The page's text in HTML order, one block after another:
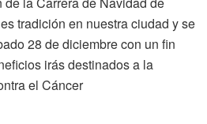
tradición en nuestra ciudad y se
28 de diciembre con un fin
irás destinados a la
el Cáncer